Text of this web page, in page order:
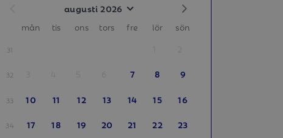
augusti 2026
mån tis ons tors fre lör sön
31 2
32 3 4 5 6 7 8 9
33 10 11 12 13 14 15 16
34 17 18 19 20 21 22 23